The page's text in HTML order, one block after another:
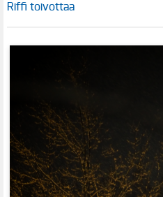
Riffi toivottaa